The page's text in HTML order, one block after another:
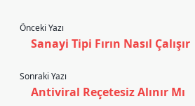
Önceki Yazı
Sanayi Tipi Fırın Nasıl Çalışır
Sonraki Yazı
Antiviral Reçetesiz Alınır Mı